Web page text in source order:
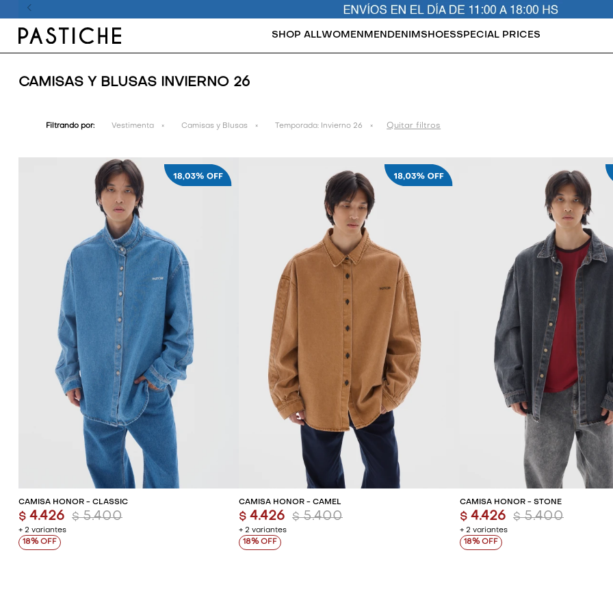
SHOP ALLWOMENMEN DENIMSHOESSPECIAL PRICES
CAMISAS Y BLUSAS INVIERNO 26
Filtrando por: Vestimenta Camisas y Blusas Temporada: Invierno 26 Quitar filtros
AGREGAR AL CARRITO
CAMISA HONOR - CLASSIC
+ 2 variantes
$ 4.426 $ 5.400
18
AGREGAR AL CARRITO
CAMISA HONOR - CAMEL
+ 2 variantes
$ 4.426 $ 5.400
18
AGREGAR AL
CAMISA HONOR - STONE
+ 2 variantes
$ 4.426 $ 5.400
18